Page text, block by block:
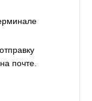
почте.